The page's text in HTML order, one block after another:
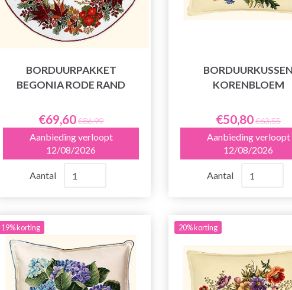
BORDUURPAKKET
BEGONIA RODE RAND
€69,60€86,99
Aanbieding verloopt
12/08/2026
Aantal
BORDUURKUSSEN
KORENBLOEM
€50,80€63,55
Aanbieding verloopt
12/08/2026
Aantal
19% korting 20% korting